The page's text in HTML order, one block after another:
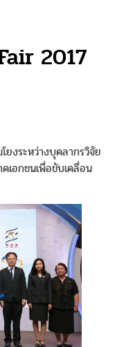
2017
งระหว่างบุคลากรวิจัย
เอกชนเพื่อขับเคลื่อน